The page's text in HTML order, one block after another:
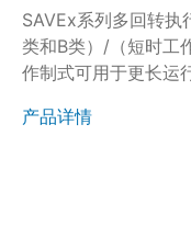
SAVEx系列多回转执
类和B类）/（短时工
作制式可用于更长运
产品详情